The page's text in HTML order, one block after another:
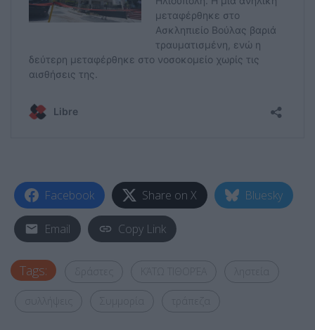
Facebook Share on X Bluesky
Email Copy Link
Tags: